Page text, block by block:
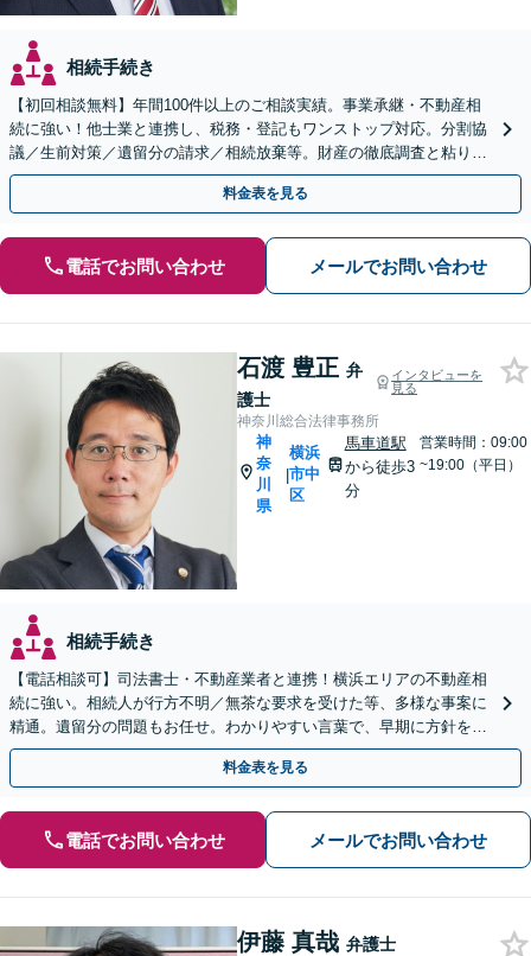
相続手続き
【初回相談無料】年間100件以上のご相談実績。事業承継・不動産相
続に強い！他士業と連携し、税務・登記もワンストップ対応。分割協
議／生前対策／遺留分の請求／相続放棄等。財産の徹底調査と粘り強
い交渉により、最善の解決へ【日本大通り駅2分】
料金表を見る
電話でお問い合わせ メールでお問い合わせ
石渡 豊正 弁
護士
インタビューを
見る
神奈川総合法律事務所
神
奈
川
県
|
横浜
市中
区
馬車道駅
から徒歩3
分
営業時間：09:00
~19:00（平日）
相続手続き
【電話相談可】司法書士・不動産業者と連携！横浜エリアの不動産相
続に強い。相続人が行方不明／無茶な要求を受けた等、多様な事案に
精通。遺留分の問題もお任せ。わかりやすい言葉で、早期に方針をお
伝えします【馬車道駅2分】【完全個室】
料金表を見る
電話でお問い合わせ メールでお問い合わせ
伊藤 真哉 弁護士